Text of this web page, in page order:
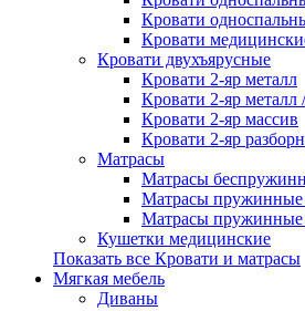
Кровати
Кровати
Кровати двухъярусные
Кровати 2-яр металл
Кровати 2-яр
Кровати 2-яр массив
Кровати 2-яр
Матрасы
Матрасы
Матрасы пружинные
Матрасы пружинные
Кушетки медицинские
Показать все Кровати и матрасы
Мягкая мебель
Диваны